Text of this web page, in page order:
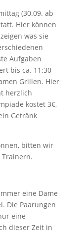
(30.09. ab
Hier können
was sie
Aufgaben
bis ca. 11:30
Grillen. Hier
herzlich
kostet 3€,
Getränk
bitten wir
eine Dame
Die Paarungen
eine
dieser Zeit in